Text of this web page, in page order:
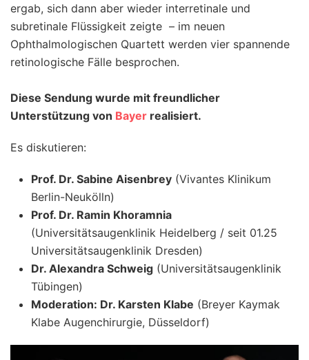
ergab, sich dann aber wieder interretinale und
subretinale Flüssigkeit zeigte – im neuen
Ophthalmologischen Quartett werden vier spannende
retinologische Fälle besprochen.
Diese Sendung wurde mit freundlicher
Unterstützung von Bayer realisiert.
Es diskutieren:
Prof. Dr. Sabine Aisenbrey (Vivantes Klinikum
Berlin-Neukölln)
Prof. Dr. Ramin Khoramnia
(Universitätsaugenklinik Heidelberg / seit 01.25
Universitätsaugenklinik Dresden)
Dr. Alexandra Schweig (Universitätsaugenklinik
Tübingen)
Moderation: Dr. Karsten Klabe (Breyer Kaymak
Klabe Augenchirurgie, Düsseldorf)